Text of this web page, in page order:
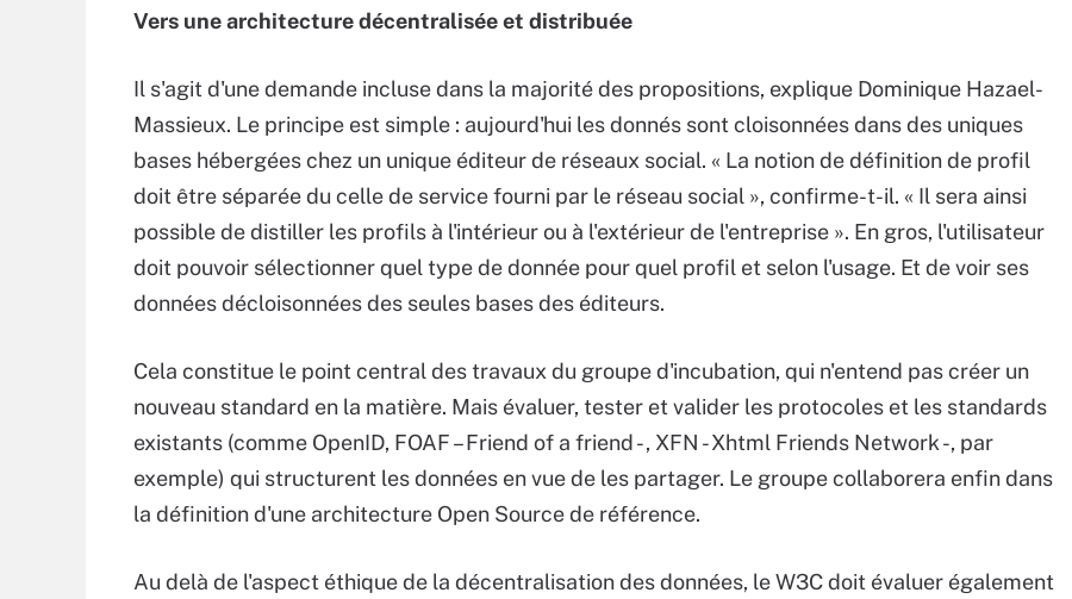
Vers une architecture décentralisée et distribuée
Il s'agit d'une demande incluse dans la majorité des propositions, explique Dominique Hazael-
Massieux. Le principe est simple : aujourd'hui les donnés sont cloisonnées dans des uniques
bases hébergées chez un unique éditeur de réseaux social. « La notion de définition de profil
doit être séparée du celle de service fourni par le réseau social », confirme-t-il. « Il sera ainsi
possible de distiller les profils à l'intérieur ou à l'extérieur de l'entreprise ». En gros, l'utilisateur
doit pouvoir sélectionner quel type de donnée pour quel profil et selon l'usage. Et de voir ses
données décloisonnées des seules bases des éditeurs.
Cela constitue le point central des travaux du groupe d'incubation, qui n'entend pas créer un
nouveau standard en la matière. Mais évaluer, tester et valider les protocoles et les standards
existants (comme OpenID, FOAF – Friend of a friend - , XFN - Xhtml Friends Network -, par
exemple) qui structurent les données en vue de les partager. Le groupe collaborera enfin dans
la définition d'une architecture Open Source de référence.
Au delà de l'aspect éthique de la décentralisation des données, le W3C doit évaluer également